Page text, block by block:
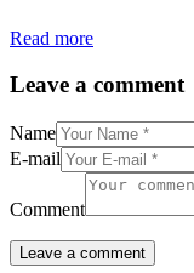
Read more
Leave a comment
Name
E-mail
Comment